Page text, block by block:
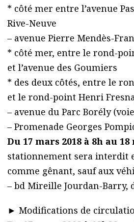
* côté mer entre l’avenue
Rive-Neuve
– avenue Pierre Mendès-
* côté mer, entre le rond-
et l’avenue des Goumiers
* des deux côtés, entre le
et le rond-point Henri
– avenue du Parc Borély
– Promenade Georges
Du 17 mars 2018 à 8h au 18
stationnement sera interdit
comme gênant, sauf aux
– bd Mireille Jourdan-Barry,
► Modifications de